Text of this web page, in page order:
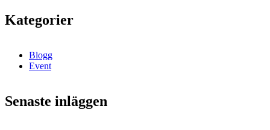
Kategorier
Blogg
Event
Senaste inläggen